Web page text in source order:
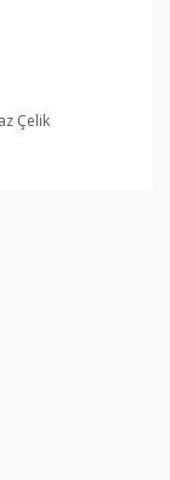
Çelik